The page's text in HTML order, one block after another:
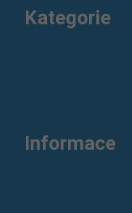
Kategorie
Informace